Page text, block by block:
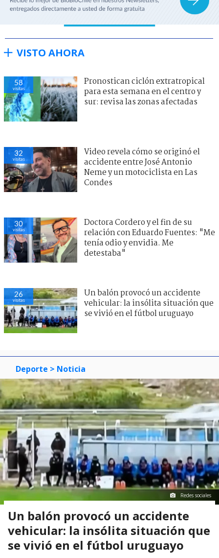
VISTO AHORA
58
visitas
Pronostican ciclón extratropical
para esta semana en el centro y
sur: revisa las zonas afectadas
32
visitas
Video revela cómo se originó el
accidente entre José Antonio
Neme y un motociclista en Las
Condes
30
visitas
Doctora Cordero y el fin de su
relación con Eduardo Fuentes: "Me
tenía odio y envidia. Me
detestaba"
26
visitas
Un balón provocó un accidente
vehicular: la insólita situación que
se vivió en el fútbol uruguayo
Deporte > Noticia
Redes sociales
Un balón provocó un accidente
vehicular: la insólita situación que
se vivió en el fútbol uruguayo